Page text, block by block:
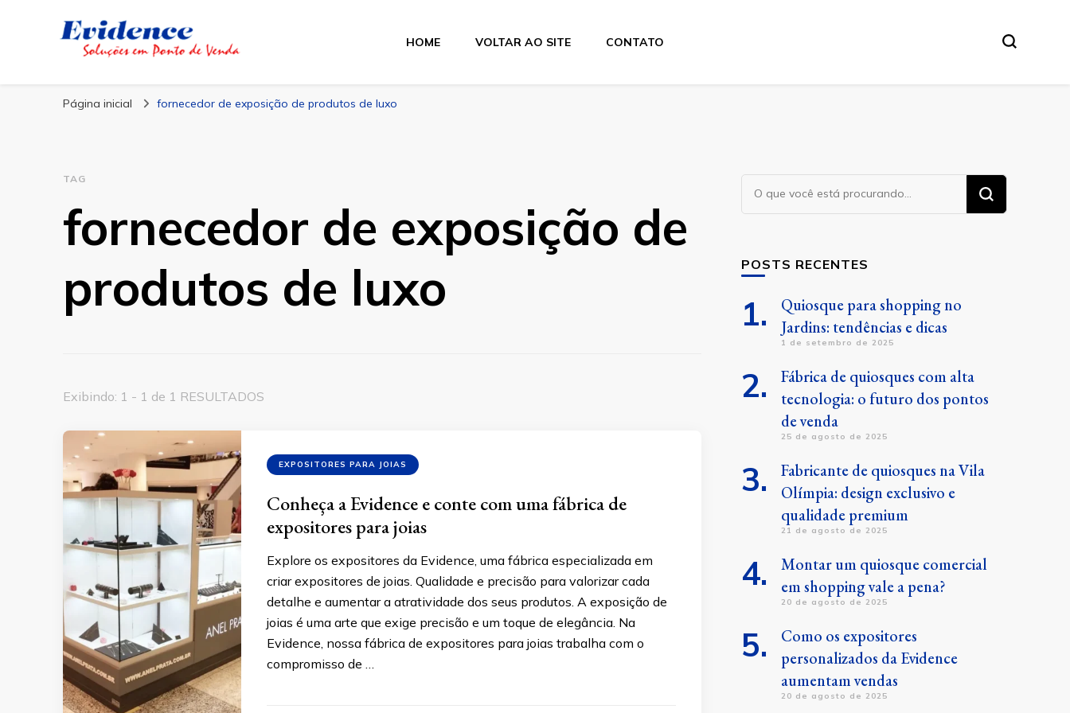
Blog Evidence
HOME VOLTAR AO SITE CONTATO
Página inicial fornecedor de exposição de produtos de luxo
TAG
fornecedor de exposição de
produtos de luxo
Exibindo: 1 - 1 de 1 RESULTADOS
EXPOSITORES PARA JOIAS
Conheça a Evidence e conte com uma fábrica de
expositores para joias
Explore os expositores da Evidence, uma fábrica especializada em
criar expositores de joias. Qualidade e precisão para valorizar cada
detalhe e aumentar a atratividade dos seus produtos. A exposição de
joias é uma arte que exige precisão e um toque de elegância. Na
Evidence, nossa fábrica de expositores para joias trabalha com o
compromisso de …
Procurando
algo?
POSTS RECENTES
Quiosque para shopping no
Jardins: tendências e dicas
1 de setembro de 2025
Fábrica de quiosques com alta
tecnologia: o futuro dos pontos
de venda
25 de agosto de 2025
Fabricante de quiosques na Vila
Olímpia: design exclusivo e
qualidade premium
21 de agosto de 2025
Montar um quiosque comercial
em shopping vale a pena?
20 de agosto de 2025
Como os expositores
personalizados da Evidence
aumentam vendas
20 de agosto de 2025